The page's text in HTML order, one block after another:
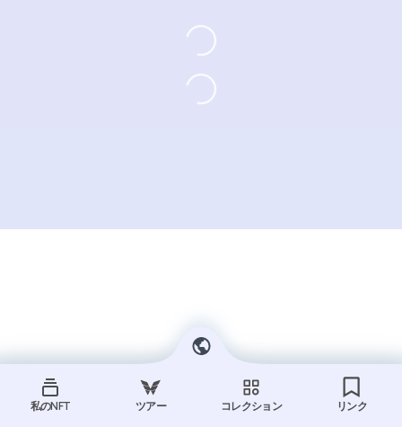
私のNFT ツアー コレクション リンク